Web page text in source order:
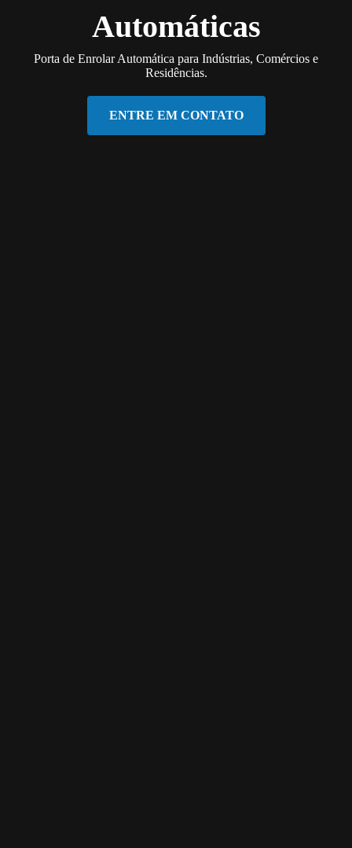
Automáticas
Porta de Enrolar Automática para Indústrias, Comércios e
Residências.
ENTRE EM CONTATO